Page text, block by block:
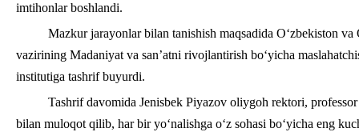
imtihonlar boshlandi.
Mazkur jarayonlar bilan tanishish maqsadida O‘zbekiston
vazirining Madaniyat va san’atni rivojlantirish bo‘yicha
institutiga tashrif buyurdi.
Tashrif davomida Jenisbek Piyazov oliygoh rektori,
bilan muloqot qilib, har bir yo‘nalishga o‘z sohasi bo‘yicha eng